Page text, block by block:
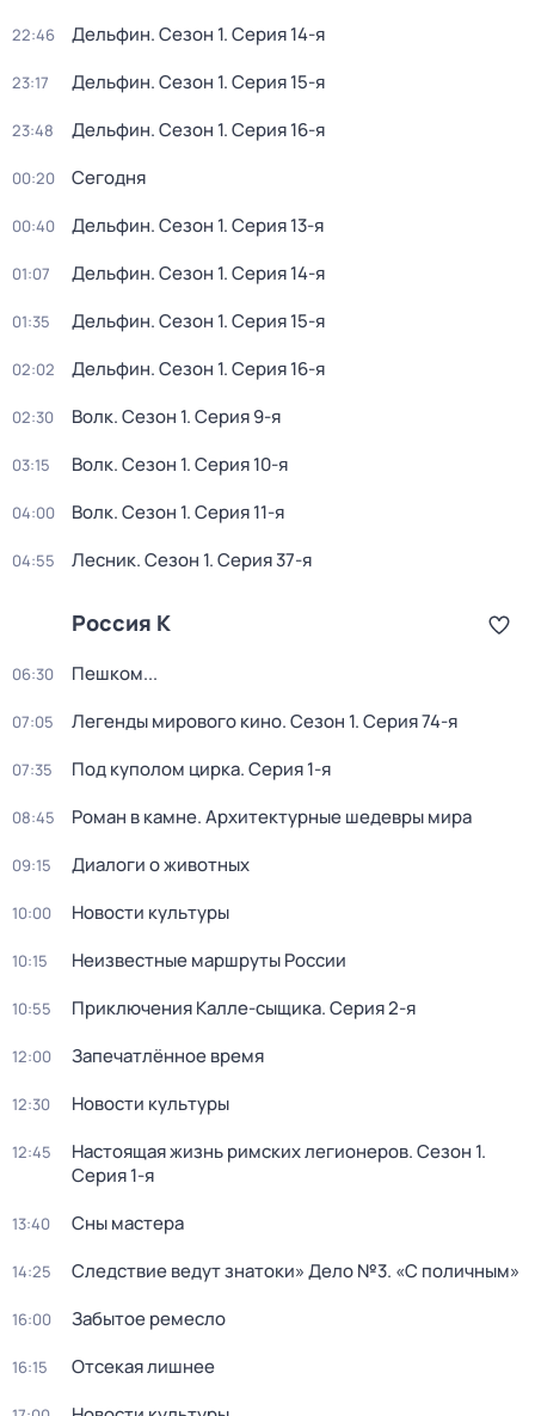
22:46 Дельфин. Сезон 1. Серия 14-я
23:17 Дельфин. Сезон 1. Серия 15-я
23:48 Дельфин. Сезон 1. Серия 16-я
00:20 Сегодня
00:40 Дельфин. Сезон 1. Серия 13-я
01:07 Дельфин. Сезон 1. Серия 14-я
01:35 Дельфин. Сезон 1. Серия 15-я
02:02 Дельфин. Сезон 1. Серия 16-я
02:30 Волк. Сезон 1. Серия 9-я
03:15 Волк. Сезон 1. Серия 10-я
04:00 Волк. Сезон 1. Серия 11-я
04:55 Лесник. Сезон 1. Серия 37-я
Россия К
06:30 Пешком...
07:05 Легенды мирового кино. Сезон 1. Серия 74-я
07:35 Под куполом цирка. Серия 1-я
08:45 Роман в камне. Архитектурные шедевры мира
09:15 Диалоги о животных
10:00 Новости культуры
10:15 Неизвестные маршруты России
10:55 Приключения Калле-сыщика. Серия 2-я
12:00 Запечатлённое время
12:30 Новости культуры
12:45 Настоящая жизнь римских легионеров. Сезон 1.
Серия 1-я
13:40 Сны мастера
14:25 Следствие ведут знатоки» Дело №3. «С поличным»
16:00 Забытое ремесло
16:15 Отсекая лишнее